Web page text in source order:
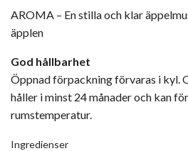
AROMA – En stilla och klar
äpplen
God hållbarhet
Öppnad förpackning förvaras i kyl.
håller i minst 24 månader och kan
rumstemperatur.
Ingredienser